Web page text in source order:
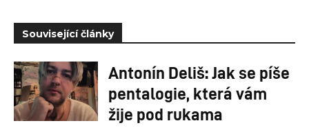
Související články
Antonín Deliš: Jak se píše
pentalogie, která vám
žije pod rukama